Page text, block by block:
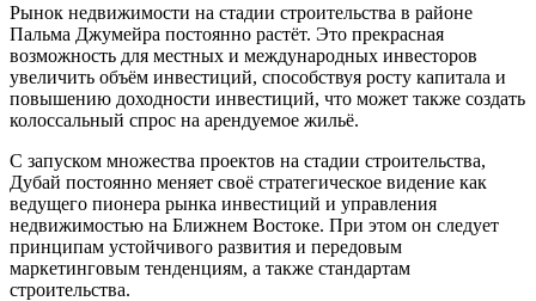
Рынок недвижимости на стадии строительства в районе
Пальма Джумейра постоянно растёт. Это прекрасная
возможность для местных и международных инвесторов
увеличить объём инвестиций, способствуя росту капитала и
повышению доходности инвестиций, что может также создать
колоссальный спрос на арендуемое жильё.
С запуском множества проектов на стадии строительства,
Дубай постоянно меняет своё стратегическое видение как
ведущего пионера рынка инвестиций и управления
недвижимостью на Ближнем Востоке. При этом он следует
принципам устойчивого развития и передовым
маркетинговым тенденциям, а также стандартам
строительства.